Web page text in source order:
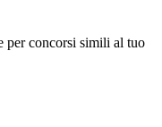
per concorsi simili al tuo